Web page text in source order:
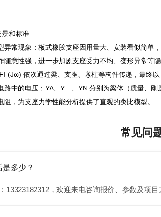
景和标准
异常现象：板式橡胶支座因用量大、安装看似简单
意性强，进一步加剧支座受力不均、变形异常等隐
(Jω) 依次通过梁、支座、墩柱等构件传递，最终
路中的电压；YA、Y…、YN 分别为梁体（质量、
，为支座力学性能分析提供了直观的类比模型。
常见问
是多少？
13323182312，欢迎来电咨询报价、参数及项目